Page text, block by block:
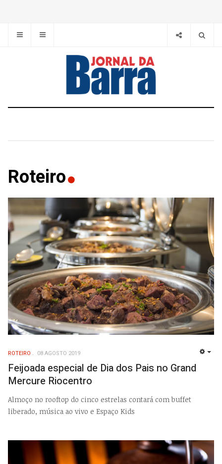
Roteiro
ROTEIRO 08 AGOSTO 2019
Feijoada especial de Dia dos Pais no Grand
Mercure Riocentro
Almoço no rooftop do cinco estrelas contará com buffet
liberado, música ao vivo e Espaço Kids